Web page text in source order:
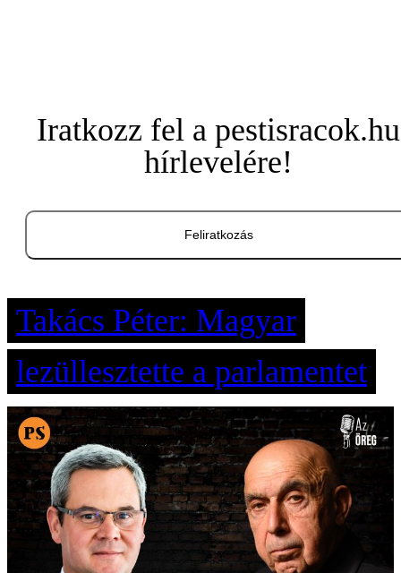
Iratkozz fel a pestisracok.hu
hírlevelére!
Feliratkozás
Takács Péter: Magyar
lezüllesztette a parlamentet